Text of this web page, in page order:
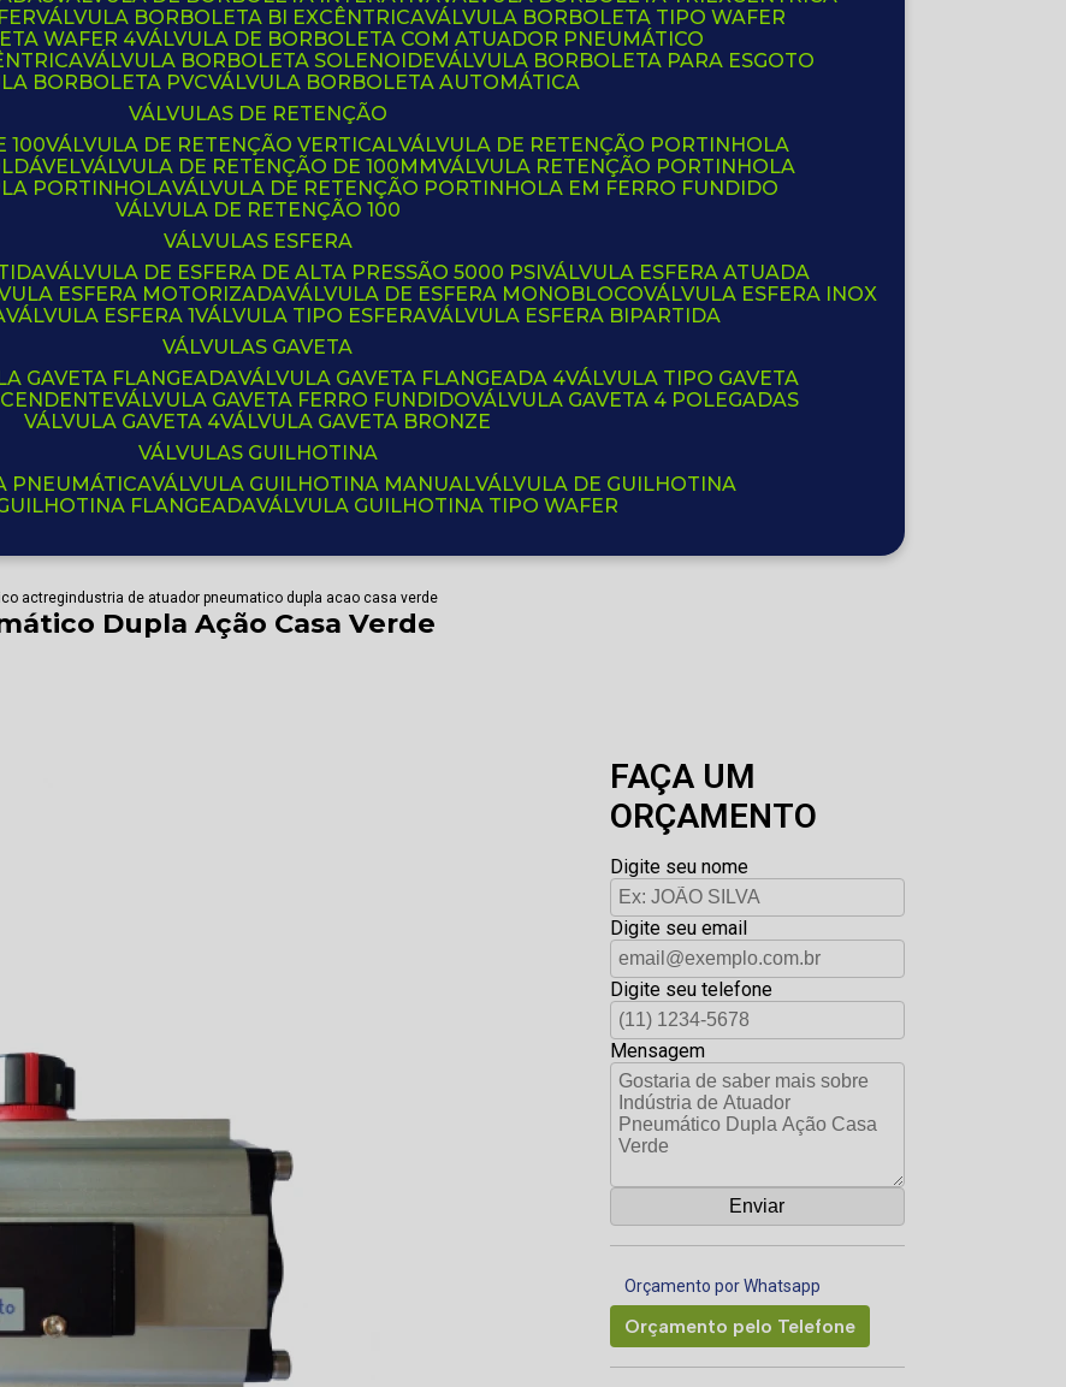
VÁLVULA BORBOLETA BI EXCÊNTRICA VÁLVULA BORBOLETA TIPO WAFER
WAFER 4 VÁLVULA DE BORBOLETA COM ATUADOR PNEUMÁTICO
VÁLVULA BORBOLETA SOLENOIDE VÁLVULA BORBOLETA PARA ESGOTO
BORBOLETA PVC VÁLVULA BORBOLETA AUTOMÁTICA
VÁLVULAS DE RETENÇÃO
100 VÁLVULA DE RETENÇÃO VERTICAL VÁLVULA DE RETENÇÃO PORTINHOLA
VÁLVULA DE RETENÇÃO DE 100MM
VÁLVULA RETENÇÃO PORTINHOLA
PORTINHOLA VÁLVULA DE RETENÇÃO PORTINHOLA EM FERRO FUNDIDO
VÁLVULA DE RETENÇÃO 100
VÁLVULAS ESFERA
VÁLVULA DE ESFERA DE ALTA PRESSÃO 5000 PSI VÁLVULA ESFERA ATUADA
ESFERA MOTORIZADA VÁLVULA DE ESFERA MONOBLOCO VÁLVULA ESFERA INOX
VÁLVULA ESFERA 1 VÁLVULA TIPO ESFERA VÁLVULA ESFERA BIPARTIDA
VÁLVULAS GAVETA
GAVETA FLANGEADA VÁLVULA GAVETA FLANGEADA 4 VÁLVULA TIPO GAVETA
VÁLVULA GAVETA FERRO FUNDIDO VÁLVULA GAVETA 4 POLEGADAS
VÁLVULA GAVETA 4 VÁLVULA GAVETA BRONZE
VÁLVULAS GUILHOTINA
PNEUMÁTICA VÁLVULA GUILHOTINA MANUAL VÁLVULA DE GUILHOTINA
FLANGEADA VÁLVULA GUILHOTINA TIPO WAFER
actregindustria de atuador pneumatico dupla acao casa verde
Dupla Ação Casa Verde
FAÇA UM
ORÇAMENTO
Digite seu nome
Digite seu email
Digite seu telefone
Mensagem
Orçamento por Whatsapp
Orçamento pelo Telefone